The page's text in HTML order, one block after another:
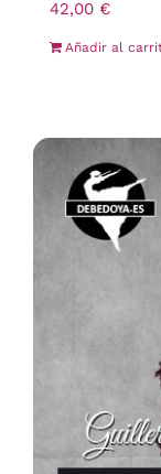
42,00 €
Añadir al